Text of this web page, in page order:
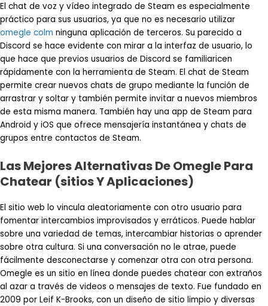
El chat de voz y vídeo integrado de Steam es especialmente
práctico para sus usuarios, ya que no es necesario utilizar
omegle colm ninguna aplicación de terceros. Su parecido a
Discord se hace evidente con mirar a la interfaz de usuario, lo
que hace que previos usuarios de Discord se familiaricen
rápidamente con la herramienta de Steam. El chat de Steam
permite crear nuevos chats de grupo mediante la función de
arrastrar y soltar y también permite invitar a nuevos miembros
de esta misma manera. También hay una app de Steam para
Android y iOS que ofrece mensajería instantánea y chats de
grupos entre contactos de Steam.
Las Mejores Alternativas De Omegle Para
Chatear (sitios Y Aplicaciones)
El sitio web lo vincula aleatoriamente con otro usuario para
fomentar intercambios improvisados ​​y erráticos. Puede hablar
sobre una variedad de temas, intercambiar historias o aprender
sobre otra cultura. Si una conversación no le atrae, puede
fácilmente desconectarse y comenzar otra con otra persona.
Omegle es un sitio en línea donde puedes chatear con extraños
al azar a través de videos o mensajes de texto. Fue fundado en
2009 por Leif K-Brooks, con un diseño de sitio limpio y diversas